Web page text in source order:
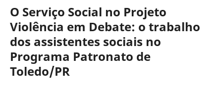
O Serviço Social no Projeto
Violência em Debate: o trabalho
dos assistentes sociais no
Programa Patronato de
Toledo/PR